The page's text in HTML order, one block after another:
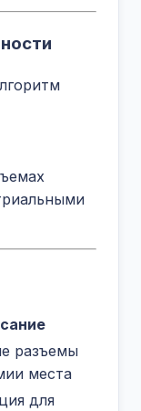
разъемы
места
для